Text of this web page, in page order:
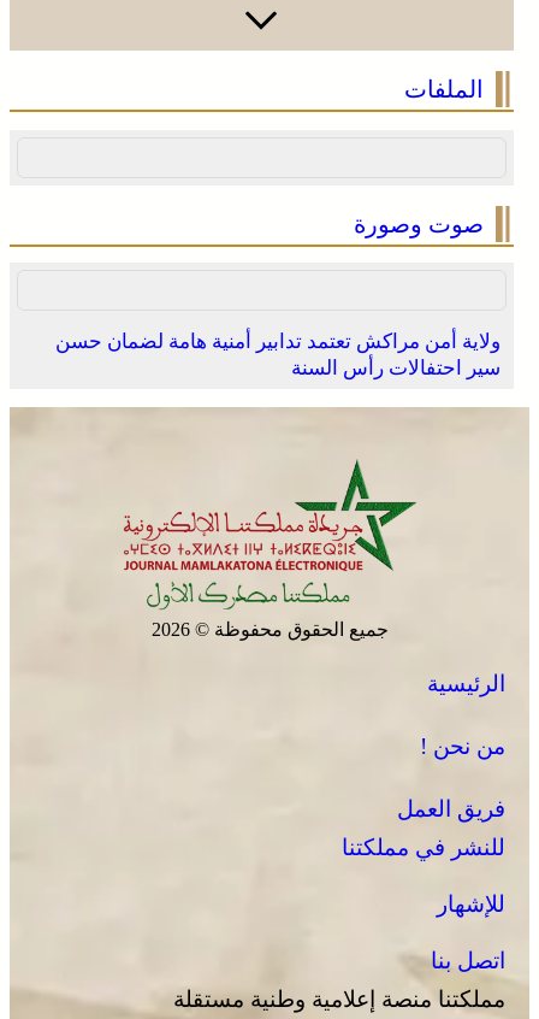
بولمان تفتتح الدورة الثانية لمهرجان الزعفران والنباتات
الطبية والعطرية وسط حضور واسع وكرنفال تراثي مميز
بولمان تفتتح الدورة الثانية لمهرجان الزعفران والنباتات
الصحراء المغربية .. كولومبيا تعلن تغييرا في موقفها وتعترف
الملفات
صوت وصورة
ولاية أمن مراكش تعتمد تدابير أمنية هامة لضمان حسن
سير احتفالات رأس السنة
جميع الحقوق محفوظة © 2026
الرئيسية
من نحن !
فريق العمل
للنشر في مملكتنا
للإشهار
اتصل بنا
مملكتنا منصة إعلامية وطنية مستقلة